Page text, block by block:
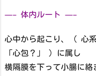
—– 体内ルート —–
心中から起こり、（ 心
「心包？」 ）に属し
横隔膜を下って小腸に絡